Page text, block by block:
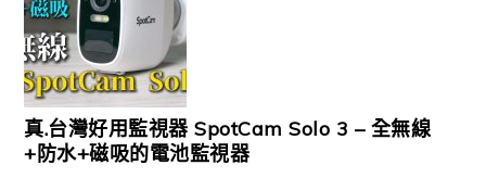
真.台灣好用監視器 SpotCam Solo 3 – 全無線
+防水+磁吸的電池監視器